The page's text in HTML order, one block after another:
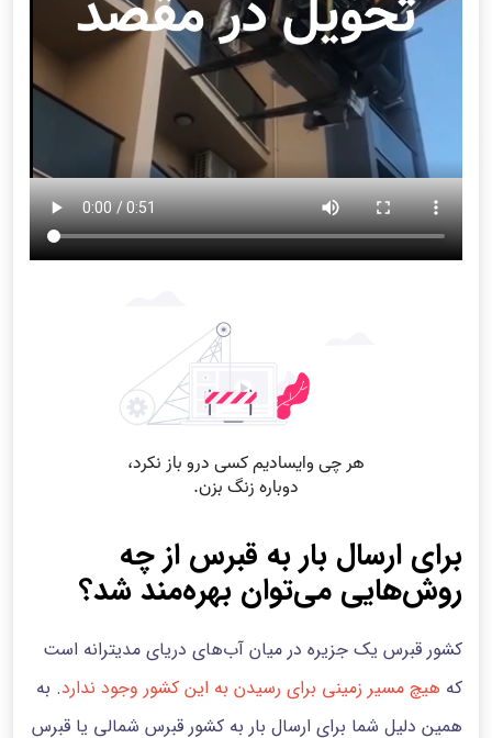
برای ارسال بار به قبرس از چه
روش‌هایی می‌توان بهره‌مند شد؟
کشور قبرس یک جزیره در میان آب‌های دریای مدیترانه است
که هیچ مسیر زمینی برای رسیدن به این کشور وجود ندارد. به
همین دلیل شما برای ارسال بار به کشور قبرس شمالی یا قبرس